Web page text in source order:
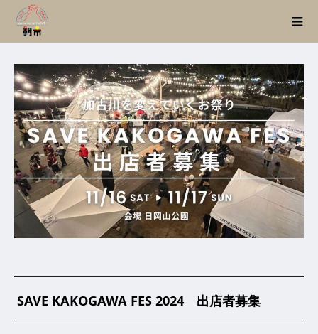
SAVE KAKOGAWA FES 2024 出店者募集